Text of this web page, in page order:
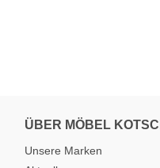
ÜBER MÖBEL
Unsere Marken